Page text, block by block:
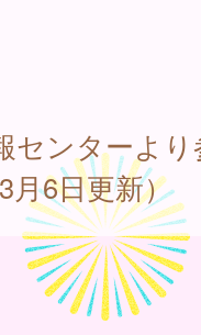
センターよ
月6日更新）